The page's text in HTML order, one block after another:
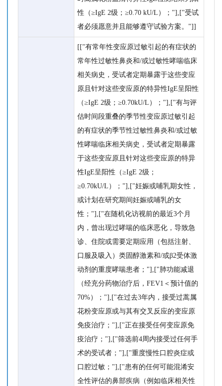
性（≥IgE 2级；≥0.70 kU/L）；"],["受试
者必须愿意并且能够遵守试验方案。"]]
[["有常年性变应原过敏引起的有症状的
常年性过敏性鼻炎和/或过敏性哮喘临床
相关病史，受试者定期暴露于这些变应
原且针对这些变应原的特异性IgE呈阳性
（≥IgE 2级；≥0.70kU/L）；"],["有与评
估时间段重叠的季节性变应原过敏引起
的有症状的季节性过敏性鼻炎和/或过敏
性哮喘临床相关病史，受试者定期暴露
于这些变应原且针对这些变应原的特异
性IgE呈阳性（≥IgE 2级；
≥0.70kU/L）；"],["妊娠或哺乳期女性，
或计划在研究期间妊娠或哺乳的女
性；"],["在随机化访视前的最近3个月
内，曾出现过哮喘的临床恶化，导致急
诊、住院或需要定期应用（包括注射、
口服及吸入）类固醇激素和/或β2受体激
动剂的重度哮喘患者；"],["肺功能减退
（经充分药物治疗后，FEV1＜预计值的
70%）；"],["在过去3年内，接受过蒿属
花粉变应原或与其有交叉反应的变应原
免疫治疗；"],["正在接受任何变应原免
疫治疗；"],["筛选前4周内接受过任何手
术的受试者；"],["重度慢性口腔炎症或
口腔过敏；"],["患有的任何可能混淆安
全性评估的鼻部疾病（例如临床相关性